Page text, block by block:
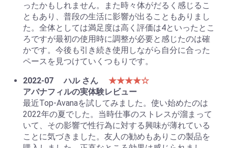
ったかもしれません。また時々体がだるく感じるこ
ともあり、普段の生活に影響が出ることもありまし
た。全体としては満足度は高く評価は4といったとこ
ろですが最初の使用時に調整が必要と感じたのは確
かです。今後も引き続き使用しながら自分に合った
ペースを見つけていくつもりです。
2022-07
ハル さん
★★★★☆
アバナフィルの実体験レビュー
最近Top-Avanaを試してみました。使い始めたのは
2022年の夏でした。当時仕事のストレスが溜まって
いて、その影響で性行為に対する興味が薄れている
ことに気づきました。友人の勧めもありこの製品を